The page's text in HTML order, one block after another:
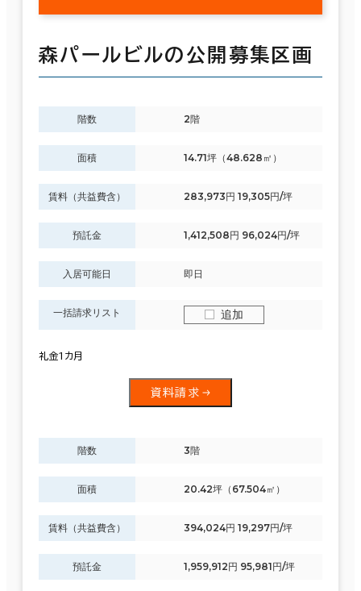
森パールビルの公開募集区画
階数 2階
面積 14.71坪（48.628㎡）
賃料（共益費含） 283,973円 19,305円/坪
預託金 1,412,508円 96,024円/坪
入居可能日 即日
一括請求リスト 追加
礼金1カ月
資料請求
階数 3階
面積 20.42坪（67.504㎡）
賃料（共益費含） 394,024円 19,297円/坪
預託金 1,959,912円 95,981円/坪